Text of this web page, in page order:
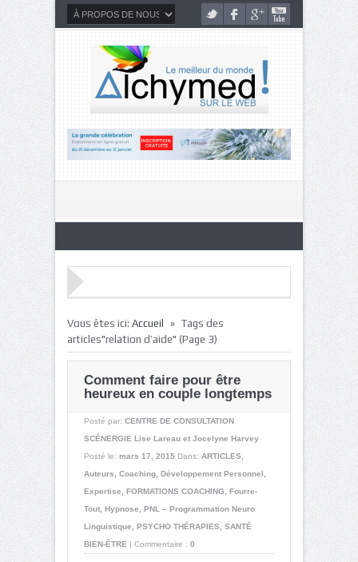
Vous êtes ici: Accueil » Tags des
articles"relation d’aide" (Page 3)
Comment faire pour être
heureux en couple longtemps
Posté par: CENTRE DE CONSULTATION
SCÉNERGIE Lise Lareau et Jocelyne Harvey
Posté le: mars 17, 2015 Dans: ARTICLES
Auteurs
Coaching Développement Personnel
Expertise
FORMATIONS COACHING
Fourre-
Tout Hypnose
PNL – Programmation Neuro
Linguistique
PSYCHO THÉRAPIES
SANTÉ
BIEN-ÊTRE | Commentaire : 0